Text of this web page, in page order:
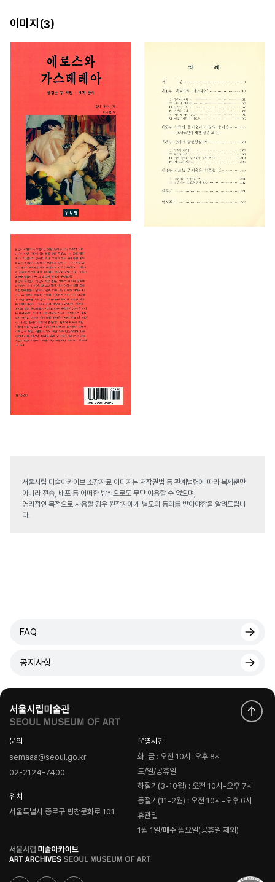
이미지(3)
서울시립 미술아카이브 소장자료 이미지는 저작권법 등 관계법령에 따라 복제뿐만
아니라 전송, 배포 등 어떠한 방식으로도 무단 이용할 수 없으며,
영리적인 목적으로 사용할 경우 원작자에게 별도의 동의를 받아야함을 알려드립니
다.
FAQ
공지사항
문의
semaaa@seoul.go.kr
02-2124-7400
위치
서울특별시 종로구 평창문화로 101
운영시간
화-금 : 오전 10시-오후 8시
토/일/공휴일
하절기(3-10월) : 오전 10시-오후 7시
동절기(11-2월) : 오전 10시-오후 6시
휴관일
1월 1일/매주 월요일(공휴일 제외)
로
고